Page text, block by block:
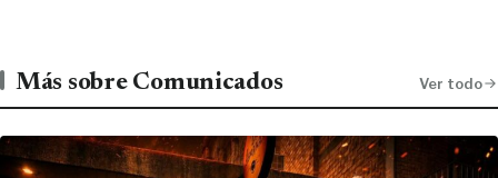
Más sobre Comunicados Ver todo